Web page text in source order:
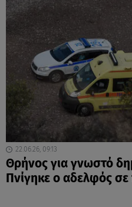
22.06.26, 09:13
Θρήνος για γνωστό
Πνίγηκε ο αδελφός